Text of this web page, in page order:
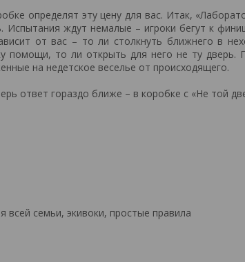
определят эту цену для вас. Итак,
Испытания ждут немалые – игроки бегут к
от вас – то ли столкнуть ближнего в
помощи, то ли открыть для него не ту дверь.
на недетское веселье от происходящего.
ответ гораздо ближе – в коробке с «Не той
всей семьи, экивоки, простые правила